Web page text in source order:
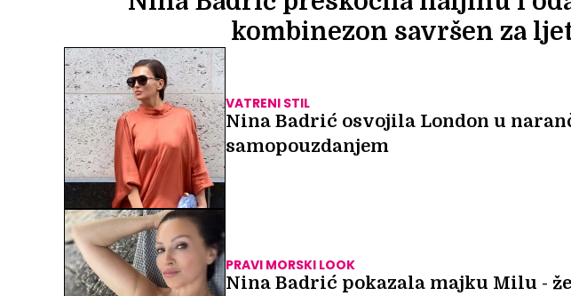
kombinezon savršen za
VATRENI STIL
Nina Badrić osvojila London u
samopouzdanjem
PRAVI MORSKI LOOK
Nina Badrić pokazala majku Milu -